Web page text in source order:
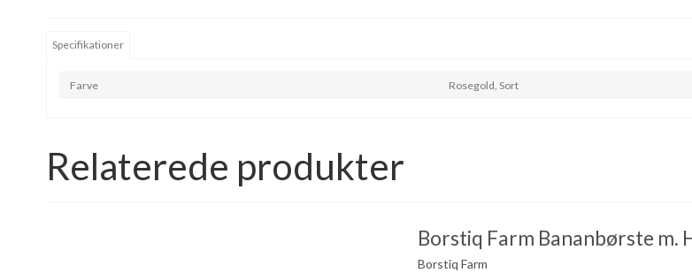
Specifikationer
Farve Rosegold,Sort
Relaterede produkter
Borstiq Farm Bananbørste m.
Borstiq Farm